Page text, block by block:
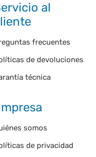
al
frecuentes
de devoluciones
técnica
somos
de privacidad